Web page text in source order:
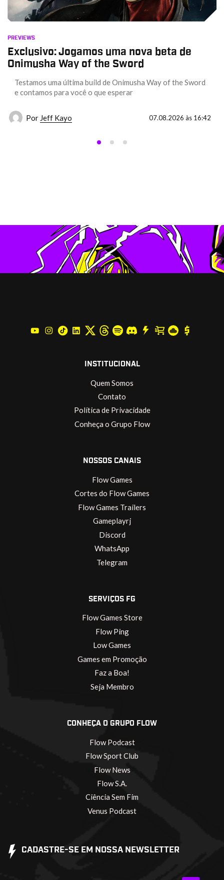
PREVIEWS
Exclusivo: Jogamos uma nova beta de
Onimusha Way of the Sword
Testamos uma última build de Onimusha Way of the Sword
e contamos para você o que esperar
Por Jeff Kayo 07.08.2026 às 16:42
INSTITUCIONAL
Quem Somos
Contato
Política de Privacidade
Conheça o Grupo Flow
NOSSOS CANAIS
Flow Games
Cortes do Flow Games
Flow Games Trailers
Gameplayrj
Discord
WhatsApp
Telegram
SERVIÇOS FG
Flow Games Store
Flow Ping
Low Games
Games em Promoção
Faz a Boa!
Seja Membro
CONHEÇA O GRUPO FLOW
Flow Podcast
Flow Sport Club
Flow News
Flow S.A.
Ciência Sem Fim
Venus Podcast
CADASTRE-SE EM NOSSA NEWSLETTER